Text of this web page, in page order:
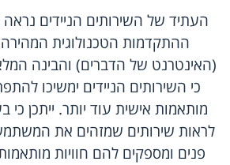
העתיד של השירותים הניידים
(האינטרנט של הדברים) והבינה
כי השירותים הניידים ימשיכו
מותאמות אישית עוד יותר. ייתכן כי
לראות שירותים שמזהים את
פנים ומספקים להם חוויות